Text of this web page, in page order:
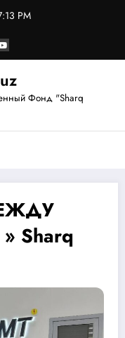
PM
Фонд "Sharq
Sharq